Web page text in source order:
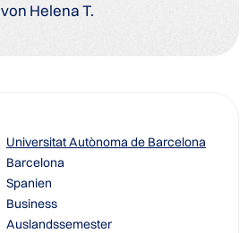
von Helena T.
Universitat Autònoma de Barcelona
Barcelona
Spanien
Business
Auslandssemester